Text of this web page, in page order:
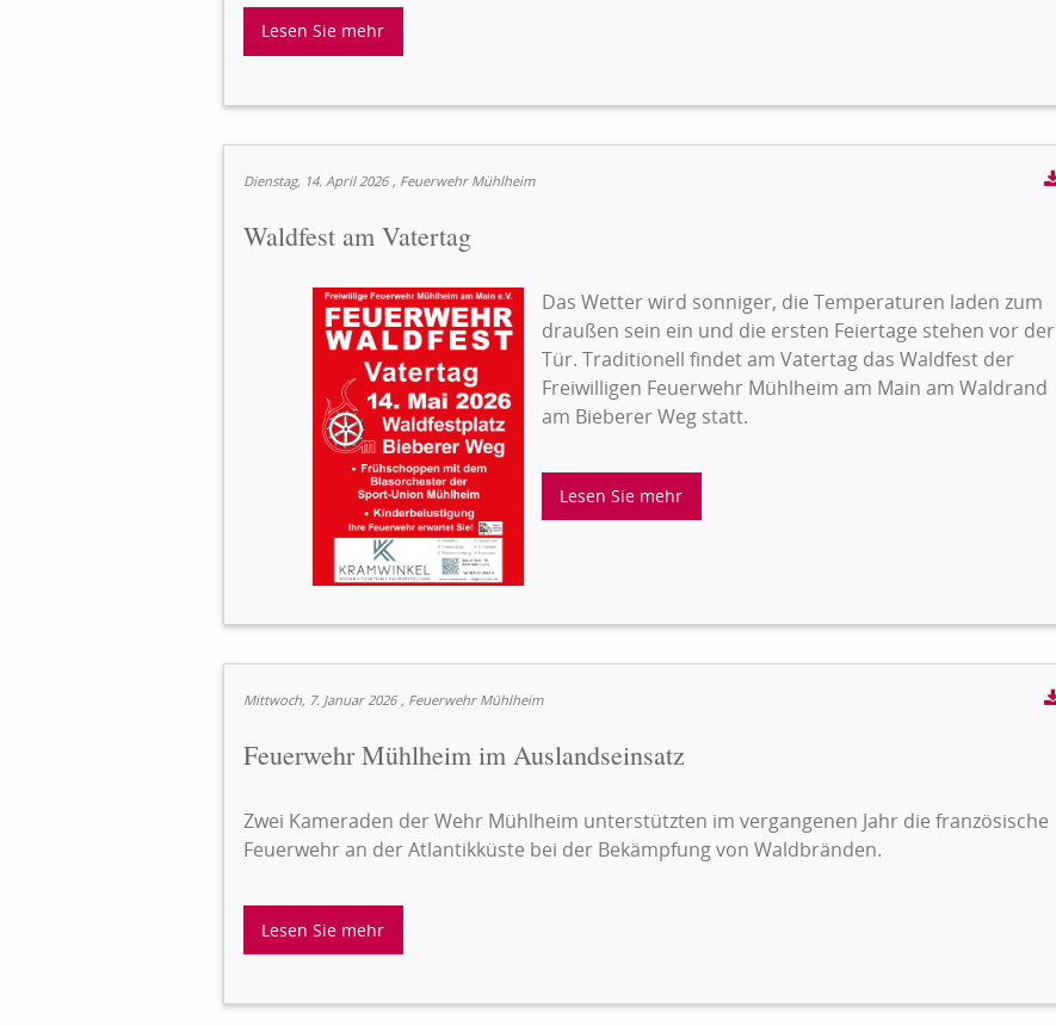
Lesen Sie mehr
Dienstag, 14. April 2026 , Feuerwehr Mühlheim
Waldfest am Vatertag
Das Wetter wird sonniger, die Temperaturen laden zum
draußen sein ein und die ersten Feiertage stehen vor der
Tür. Traditionell findet am Vatertag das Waldfest der
Freiwilligen Feuerwehr Mühlheim am Main am Waldrand
am Bieberer Weg statt.
Lesen Sie mehr
Mittwoch, 7. Januar 2026 , Feuerwehr Mühlheim
Feuerwehr Mühlheim im Auslandseinsatz
Zwei Kameraden der Wehr Mühlheim unterstützten im vergangenen Jahr die französische
Feuerwehr an der Atlantikküste bei der Bekämpfung von Waldbränden.
Lesen Sie mehr